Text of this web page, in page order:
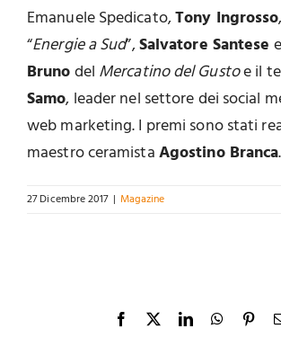
Emanuele Spedicato,Tony Ingrosso
“Energie a Sud”,Salvatore Santese e
Brunodel Mercatino del Gustoe il
Samo, leader nel settore dei social
web marketing. I premi sono stati
maestro ceramistaAgostino Branca.
27 Dicembre 2017 | Magazine
Facebook
X LinkedIn